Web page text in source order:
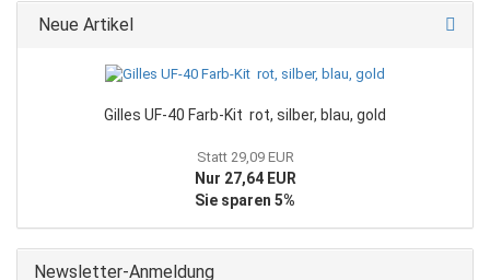
Neue Artikel
Gilles UF-40 Farb-Kit rot, silber, blau, gold
Statt 29,09 EUR
Nur 27,64 EUR
Sie sparen 5%
Newsletter-Anmeldung